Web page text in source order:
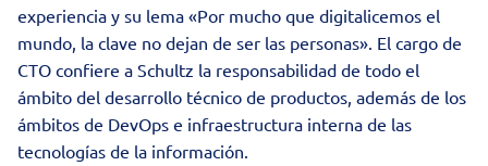
experiencia y su lema «Por mucho que digitalicemos el
mundo, la clave no dejan de ser las personas». El cargo de
CTO confiere a Schultz la responsabilidad de todo el
ámbito del desarrollo técnico de productos, además de los
ámbitos de DevOps e infraestructura interna de las
tecnologías de la información.